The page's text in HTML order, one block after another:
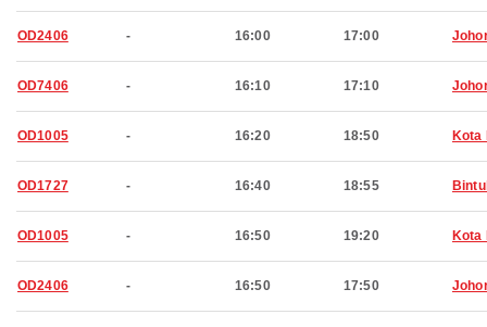
OD2406 - 16:00 17:00
OD7406 - 16:10 17:10
OD1005 - 16:20 18:50 Kota
OD1727 - 16:40 18:55
OD1005 - 16:50 19:20 Kota
OD2406 - 16:50 17:50